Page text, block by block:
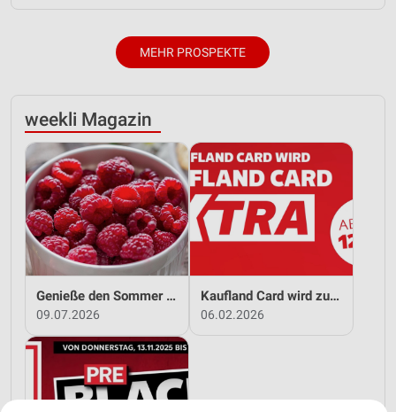
MEHR PROSPEKTE
weekli Magazin
Genieße den Sommer mit Kaufland!
09.07.2026
Kaufland Card wird zu Kaufland Card XTRA!
06.02.2026